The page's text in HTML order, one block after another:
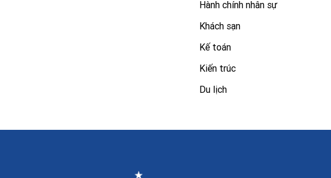
Hành chính nhân sự
Khách sạn
Kế toán
Kiến trúc
Du lịch